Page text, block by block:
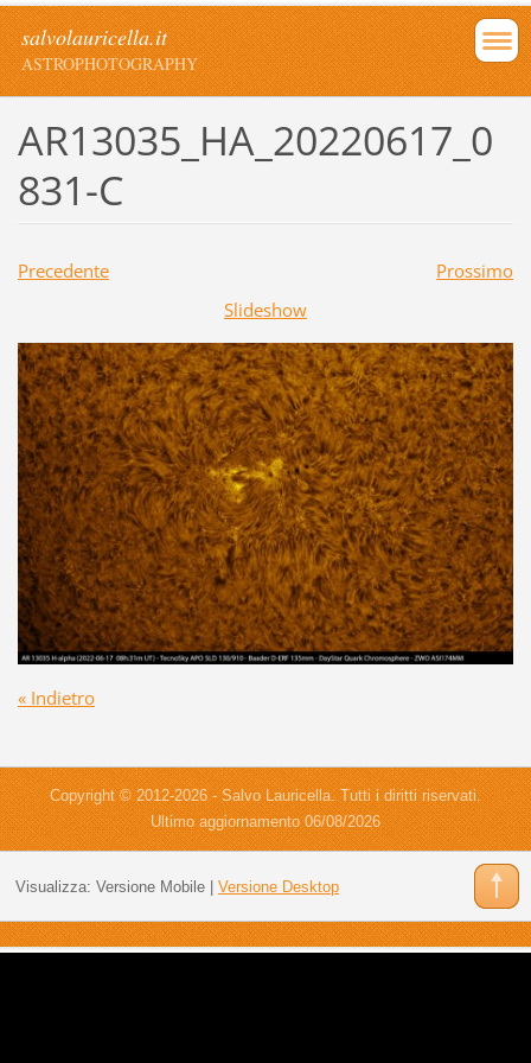
salvolauricella.it
ASTROPHOTOGRAPHY
AR13035_HA_20220617_0
831-C
Precedente
Prossimo
Slideshow
« Indietro
Copyright © 2012-2026 - Salvo Lauricella. Tutti i diritti riservati.
Ultimo aggiornamento 06/08/2026
Visualizza: Versione Mobile| Versione Desktop